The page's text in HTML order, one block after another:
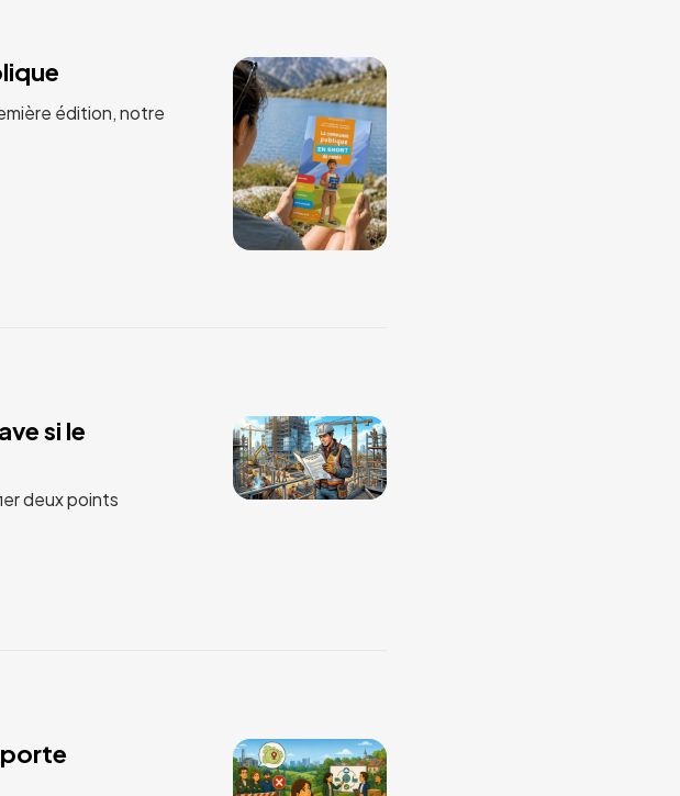
édition, notre
si le
deux points